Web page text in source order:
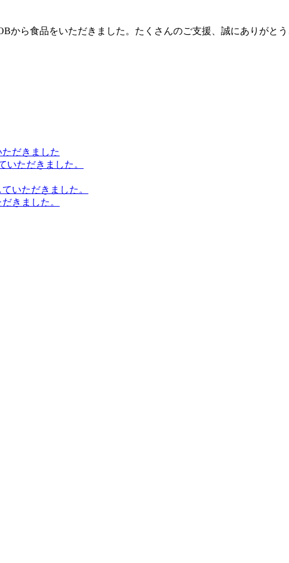
から食品をいただきました。たくさんのご支援、誠にありがとう
だきました
いただきました。
いただきました。
きました。